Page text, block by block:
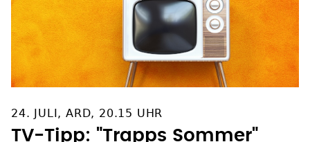
24. JULI, ARD, 20.15 UHR
TV-Tipp: "Trapps Sommer"